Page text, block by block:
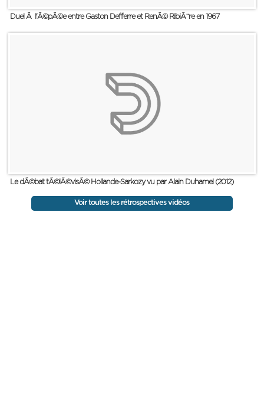
Duel Ã l'Ã©pÃ©e entre Gaston Defferre et RenÃ© RibiÃ¨re en 1967
Le dÃ©bat tÃ©lÃ©visÃ© Hollande-Sarkozy vu par Alain Duhamel (2012)
Voir toutes les rétrospectives vidéos